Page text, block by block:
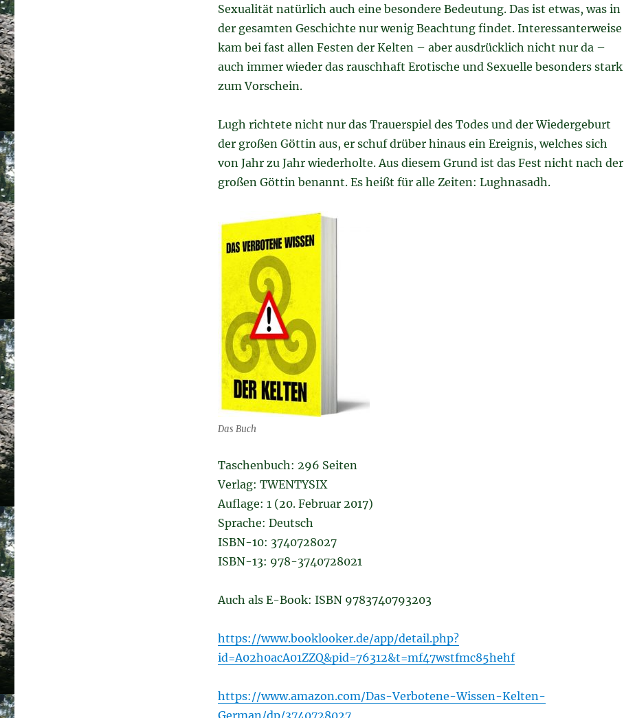
Sexualität natürlich auch eine besondere Bedeutung. Das ist etwas, was in
der gesamten Geschichte nur wenig Beachtung findet. Interessanterweise
kam bei fast allen Festen der Kelten – aber ausdrücklich nicht nur da –
auch immer wieder das rauschhaft Erotische und Sexuelle besonders stark
zum Vorschein.
Lugh richtete nicht nur das Trauerspiel des Todes und der Wiedergeburt
der großen Göttin aus, er schuf drüber hinaus ein Ereignis, welches sich
von Jahr zu Jahr wiederholte. Aus diesem Grund ist das Fest nicht nach der
großen Göttin benannt. Es heißt für alle Zeiten: Lughnasadh.
Das Buch
Taschenbuch: 296 Seiten
Verlag: TWENTYSIX
Auflage: 1 (20. Februar 2017)
Sprache: Deutsch
ISBN-10: 3740728027
ISBN-13: 978-3740728021
Auch als E-Book: ISBN 9783740793203
https://www.booklooker.de/app/detail.php?
id=A02h0acA01ZZQ&pid=76312&t=mf47wstfmc85hehf
https://www.amazon.com/Das-Verbotene-Wissen-Kelten-
German/dp/3740728027